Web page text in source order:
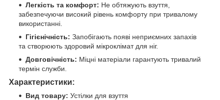
Легкість та комфорт: Не обтяжують взуття,
забезпечуючи високий рівень комфорту при тривалому
використанні.
Гігієнічність: Запобігають появі неприємних запахів
та створюють здоровий мікроклімат для ніг.
Довговічність: Міцні матеріали гарантують тривалий
термін служби.
Характеристики:
Вид товару: Устілки для взуття